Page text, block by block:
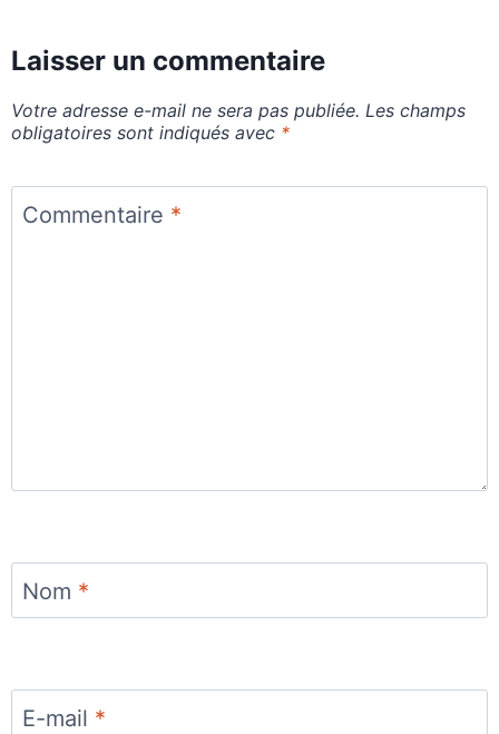
Laisser un commentaire
Votre adresse e-mail ne sera pas publiée. Les champs
obligatoires sont indiqués avec *
Commentaire *
Nom *
E-mail *